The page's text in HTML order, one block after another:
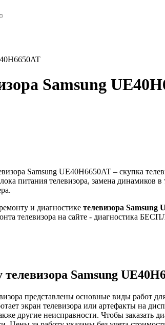
Samsung
Samsung UE40H6650AT – скупка
питания телевизора, замена динамиков
и диагностике телевизора Samsung
телевизора на сайте - диагностика
Samsung
представлены основные виды работ
экран телевизора или артефакты на
другие неисправности. Чтобы